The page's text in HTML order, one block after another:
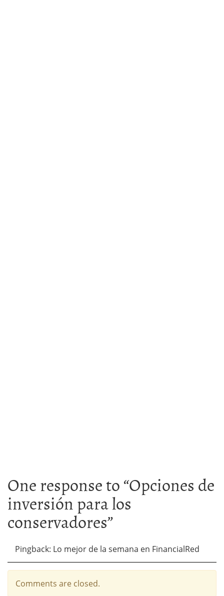
One response to “Opciones de
inversión para los
conservadores”
Pingback: Lo mejor de la semana en FinancialRed
Comments are closed.